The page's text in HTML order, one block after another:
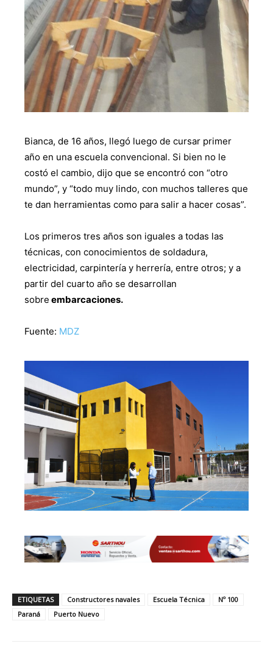
Bianca, de 16 años, llegó luego de cursar primer
año en una escuela convencional. Si bien no le
costó el cambio, dijo que se encontró con “otro
mundo”, y “todo muy lindo, con muchos talleres que
te dan herramientas como para salir a hacer cosas”.
Los primeros tres años son iguales a todas las
técnicas, con conocimientos de soldadura,
electricidad, carpintería y herrería, entre otros; y a
partir del cuarto año se desarrollan
sobre embarcaciones.
Fuente: MDZ
ETIQUETAS Constructores navales Escuela Técnica
Nº 100
Paraná
Puerto Nuevo